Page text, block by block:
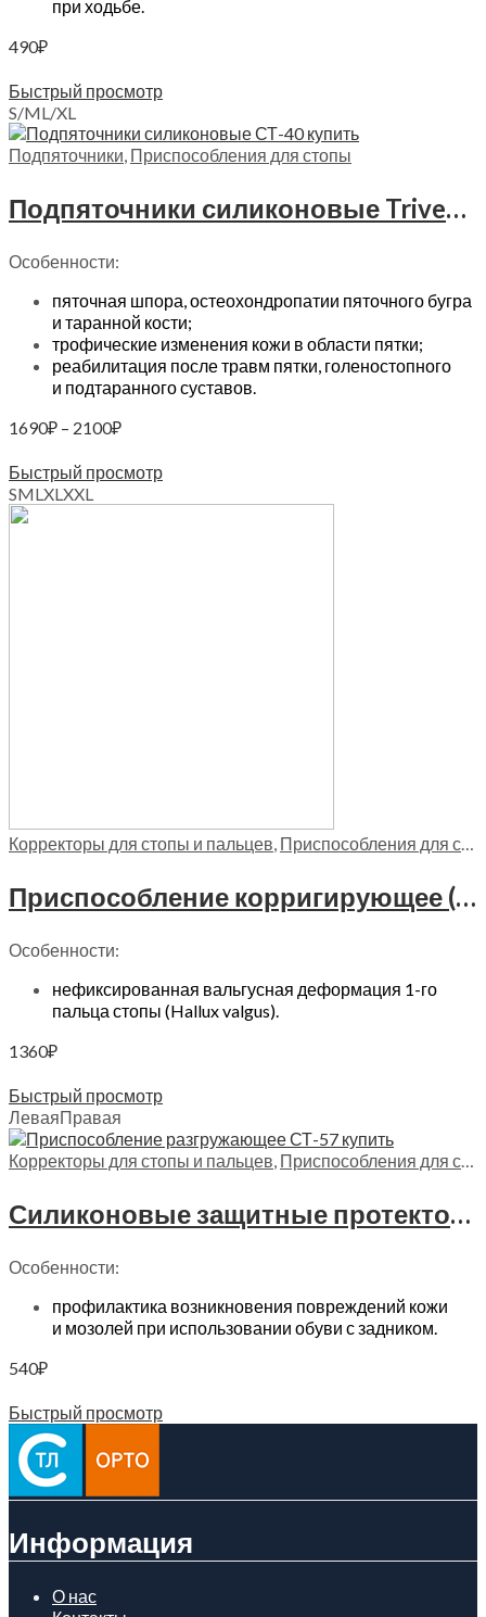
при ходьбе.
490₽
Быстрый просмотр
S/ML/XL
Подпяточники, Приспособления для стопы
Подпяточники силиконовые Trives, СТ-40
Особенности:
пяточная шпора, остеохондропатии пяточного бугра
и таранной кости;
трофические изменения кожи в области пятки;
реабилитация после травм пятки, голеностопного
и подтаранного суставов.
1690₽ – 2100₽Диапазон
1690₽
Быстрый просмотр
SMLXLXXL
Корректоры для стопы и пальцев, Приспособления для стопы
Приспособление корригирующее (бандаж отводящий для большого пальца стопы) Trives, Т-03
Особенности:
нефиксированная вальгусная деформация 1-го
пальца стопы (Hallux valgus).
1360₽
Быстрый просмотр
ЛеваяПравая
Корректоры для стопы и пальцев, Приспособления для стопы
Силиконовые защитные протекторы на задник обуви Trives, СТ-57
Особенности:
профилактика возникновения повреждений кожи
и мозолей при использовании обуви с задником.
540₽
Быстрый просмотр
Информация
О нас